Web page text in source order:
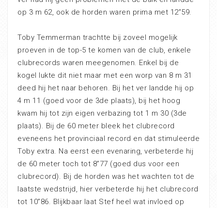
op 3 m 62, ook de horden waren prima met 12”59.
Toby Temmerman trachtte bij zoveel mogelijk
proeven in de top-5 te komen van de club, enkele
clubrecords waren meegenomen. Enkel bij de
kogel lukte dit niet maar met een worp van 8 m 31
deed hij het naar behoren. Bij het ver landde hij op
4 m 11 (goed voor de 3de plaats), bij het hoog
kwam hij tot zijn eigen verbazing tot 1 m 30 (3de
plaats). Bij de 60 meter bleek het clubrecord
eveneens het provinciaal record en dat stimuleerde
Toby extra. Na eerst een evenaring, verbeterde hij
de 60 meter toch tot 8”77 (goed dus voor een
clubrecord). Bij de horden was het wachten tot de
laatste wedstrijd, hier verbeterde hij het clubrecord
tot 10”86. Blijkbaar laat Stef heel wat invloed op